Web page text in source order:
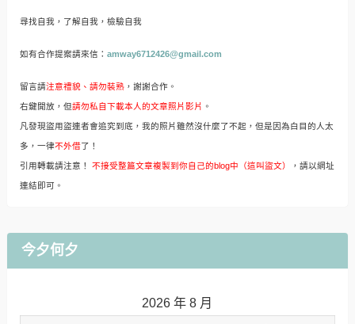
尋找自我，了解自我，檢驗自我
如有合作提案請來信： amway6712426@gmail.com
留言請注意禮貌、請勿裝熟，謝謝合作。
右鍵開放，但請勿私自下載本人的文章照片影片 。
凡發現盜用盜連者會追究到底，我的照片雖然沒什麼了不起，但是因為白目的人太
多，一律不外借了！
引用轉載請注意！ 不接受整篇文章複製到你自己的blog中（這叫盜文） ，請以網址
連結即可。
今夕何夕
2026 年 8 月